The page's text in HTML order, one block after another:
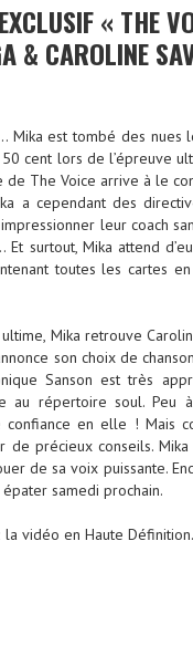
« THE
& CAROLINE
Mika est tombé des nues
cent lors de l’épreuve
The Voice arrive à le
a cependant des
leur coach
surtout, Mika attend
toutes les cartes
Mika retrouve
son choix de
Sanson est très
au répertoire soul. Peu
confiance en elle ! Mais
de précieux conseils.
de sa voix puissante.
samedi prochain.
vidéo en Haute Définition.